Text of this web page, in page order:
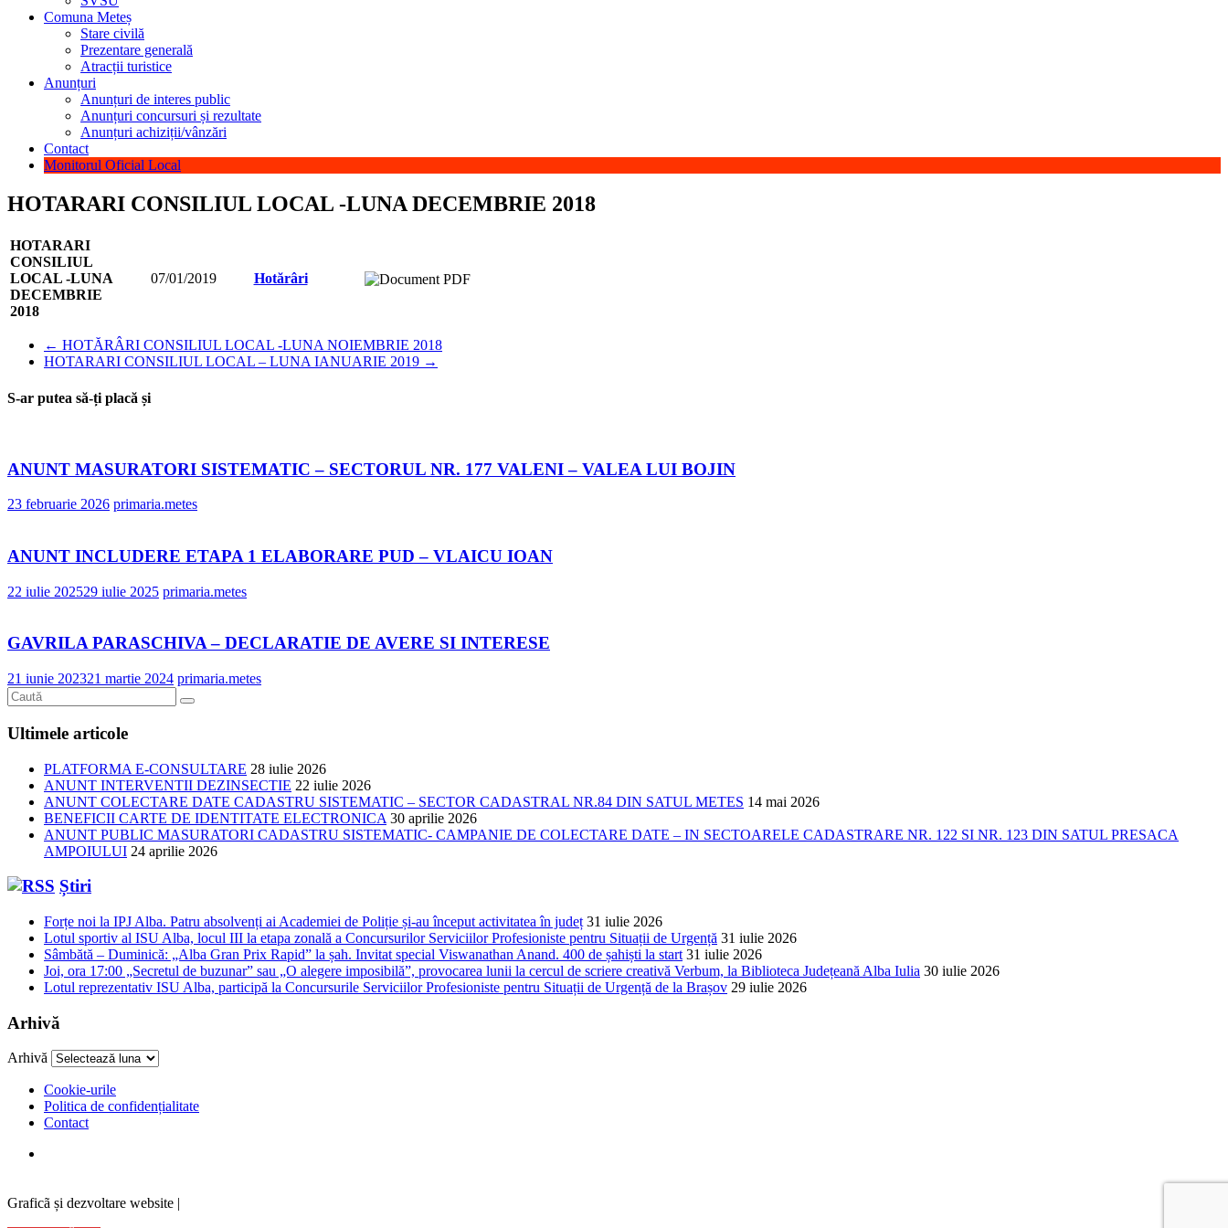
Comuna Meteș
Stare civilă
Prezentare generală
Atracții turistice
Anunțuri
Anunțuri de interes public
Anunțuri concursuri și rezultate
Anunțuri achiziții/vânzări
Contact
Monitorul Oficial Local
HOTARARI CONSILIUL LOCAL -LUNA DECEMBRIE 2018
HOTARARI
CONSILIUL
LOCAL -LUNA
DECEMBRIE
2018
07/01/2019 Hotărâri
← HOTĂRÂRI CONSILIUL LOCAL -LUNA NOIEMBRIE 2018
HOTARARI CONSILIUL LOCAL – LUNA IANUARIE 2019 →
S-ar putea să-ți placă și
ANUNT MASURATORI SISTEMATIC – SECTORUL NR. 177 VALENI – VALEA LUI BOJIN
23 februarie 2026 primaria.metes
ANUNT INCLUDERE ETAPA 1 ELABORARE PUD – VLAICU IOAN
22 iulie 202529 iulie 2025 primaria.metes
GAVRILA PARASCHIVA – DECLARATIE DE AVERE SI INTERESE
21 iunie 202321 martie 2024 primaria.metes
Ultimele articole
PLATFORMA E-CONSULTARE 28 iulie 2026
ANUNT INTERVENTII DEZINSECTIE 22 iulie 2026
ANUNT COLECTARE DATE CADASTRU SISTEMATIC – SECTOR CADASTRAL NR.84 DIN SATUL METES 14 mai 2026
BENEFICII CARTE DE IDENTITATE ELECTRONICA 30 aprilie 2026
ANUNT PUBLIC MASURATORI CADASTRU SISTEMATIC- CAMPANIE DE COLECTARE DATE – IN SECTOARELE CADASTRARE NR. 122 SI NR. 123 DIN SATUL PRESACA
AMPOIULUI 24 aprilie 2026
Știri
Forțe noi la IPJ Alba. Patru absolvenți ai Academiei de Poliție și-au început activitatea în județ 31 iulie 2026
Lotul sportiv al ISU Alba, locul III la etapa zonală a Concursurilor Serviciilor Profesioniste pentru Situații de Urgență 31 iulie 2026
Sâmbătă – Duminică: „Alba Gran Prix Rapid” la șah. Invitat special Viswanathan Anand. 400 de șahiști la start 31 iulie 2026
Joi, ora 17:00 „Secretul de buzunar” sau „O alegere imposibilă”, provocarea lunii la cercul de scriere creativă Verbum, la Biblioteca Județeană Alba Iulia 30 iulie 2026
Lotul reprezentativ ISU Alba, participă la Concursurile Serviciilor Profesioniste pentru Situații de Urgență de la Brașov 29 iulie 2026
Arhivă
Arhivă
Cookie-urile
Politica de confidențialitate
Contact
Graficã și dezvoltare website |